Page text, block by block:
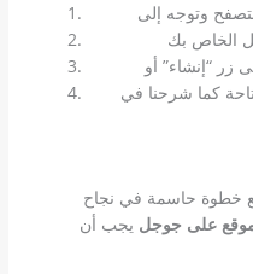
الخاص بك
كما شرحنا في
خطوة حاسمة في نجاح
على جوجل يجب أن